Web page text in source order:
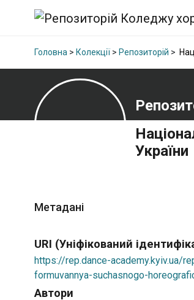
Головна > Колекції > Репозиторій >
України
Метадані
URI (Уніфікований
https://rep.dance-academy.kyiv.ua/
formuvannya-suchasnogo-
Автори